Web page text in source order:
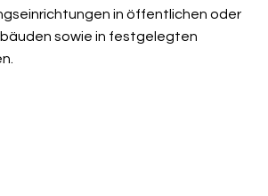
in öffentlichen oder
sowie in festgelegten